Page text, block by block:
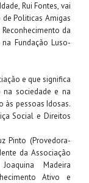
Rui Fontes, vai
Politicas Amigas
da
Fundação Luso-
e que significa
sociedade e na
às pessoas Idosas.
Social e Direitos
Pinto (Provedora-
da Associação
Madeira
Ativo e